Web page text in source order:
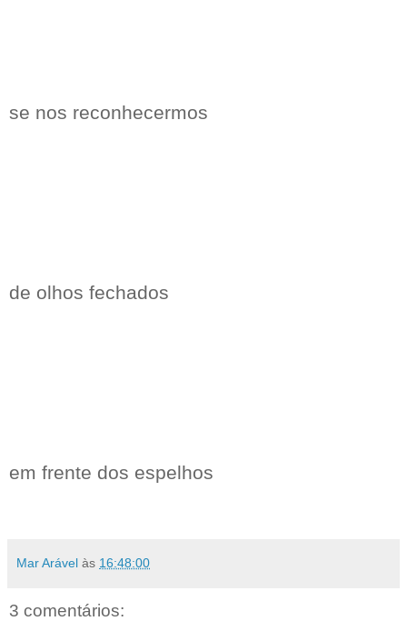
se nos reconhecermos
de olhos fechados
em frente dos espelhos
Mar Arável às 16:48:00
3 comentários: